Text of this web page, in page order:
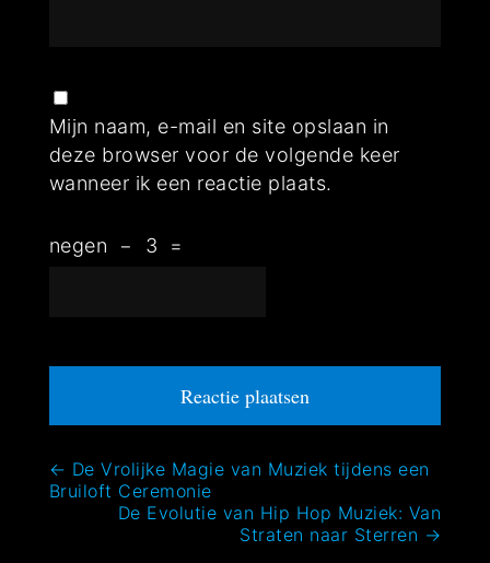
Mijn naam, e-mail en site opslaan in
deze browser voor de volgende keer
wanneer ik een reactie plaats.
negen − 3 =
Bericht
navigatie
← De Vrolijke Magie van Muziek tijdens een
Bruiloft Ceremonie
De Evolutie van Hip Hop Muziek: Van
Straten naar Sterren →